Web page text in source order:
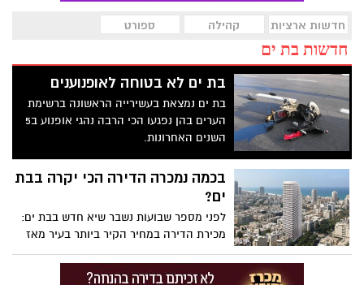
חדשות ארציות קהילה ספורט
חדשות בת ים
בת ים לא בטוחה לאופנוענים
בת ים נמצאת בעשירייה הראשונה ברשימת
הערים בהן נפגעו הכי הרבה נהגי אופנוע ב5
השנים האחרונות.
בכמה נמכרה הדירה הכי יקרה בבת
ים?
לפני מספר שבועות נשבר שיא חדש בבת ים:
מכירת הדירה במחיר הקיר ביותר בעיר מאז
ומעולם.